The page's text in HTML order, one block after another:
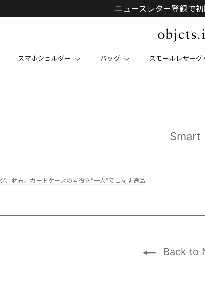
ニュースレター登録で
スマホショルダー バッグ スモールレザーグ
Smart
、財布、カードケースの４役を“一人”でこなす逸品
Back to